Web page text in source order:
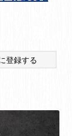
登録する